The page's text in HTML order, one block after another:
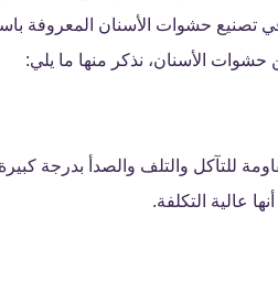
تصنيع حشوات الأسنان المعروفة
الأسنان، نذكر منها ما يلي:
للتآكل والتلف والصدأ بدرجة
عالية التكلفة.